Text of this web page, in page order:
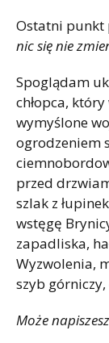
Ostatni punkt
nic się nie
Spoglądam
chłopca,
wymyślone
ogrodzeniem
przed
szlak z
wstęgę
zapadliska,
Wyzwolenia,
szyb
Może